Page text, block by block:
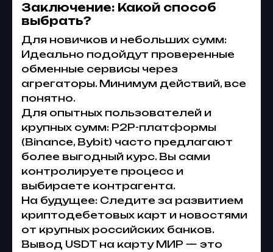
Заключение: Какой способ
выбрать?
Для новичков и небольших сумм:
Идеально подойдут проверенные
обменные сервисы через
агрегаторы. Минимум действий, все
понятно.
Для опытных пользователей и
крупных сумм: P2P-платформы
(Binance, Bybit) часто предлагают
более выгодный курс. Вы сами
контролируете процесс и
выбираете контрагента.
На будущее: Следите за развитием
криптодебетовых карт и новостями
от крупных российских банков.
Вывод USDT на карту МИР — это